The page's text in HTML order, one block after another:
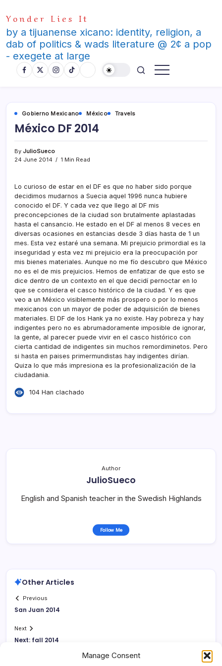
Manage Consent
to
content
Yonder Lies It
by a tijuanense xicano: identity, religion, a
dab of politics & wads literature @ 2¢ a pop
- exegete at large
Gobierno Mexicano México Travels
México DF 2014
By JulioSueco
24 June 2014
1 Min Read
Lo curioso de estar en el DF es que no haber sido porque
decidimos mudarnos a Suecia aquel 1996 nunca hubiere
conocido el DF. Y cada vez que llego al DF mis
preconcepciones de la ciudad son brutalmente aplastadas
hasta el cansancio. He estado en el DF al menos 8 veces en
diversas ocasiones en estancias desde 3 dí­as hasta de 1 un
mes. Esta vez estaré una semana. Mi prejuicio primordial es la
inseguridad y esta vez mi prejuicio era la preocupación por
mis bienes materiales. Aunque no me fí­o descubro que México
no es el de mis prejuicios. Hemos de enfatizar de que esto se
dice dentro de un contexto en el que decidí­ pernoctar en lo
que se considera el casco histórico de la ciudad. Y es que
veo a un México visiblemente más prospero o por lo menos
mexicanos con un mayor de poder de adquisición de bienes
materiales. El DF de los Hank ya no existe. Hay pobreza y hay
indigentes pero no es abrumadoramente imposible de ignorar,
la gente, al parecer puede vivir en el casco histórico con
cierta cantidad de indigentes sin muchos remordiminetos. Pero
si hasta en paises primermundistas hay indigentes dirí­an.
Quiza lo que más impresiona es la profesionalización de la
ciudadania.
104 Han clachado
Author
JulioSueco
English and Spanish teacher in the Swedish Highlands
Follow Me
Other Articles
Previous
San Juan 2014
Next
Next: fall 2014